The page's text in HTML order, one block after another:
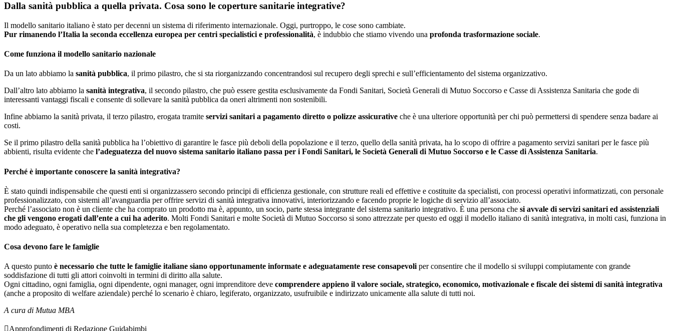
Dalla sanità pubblica a quella privata. Cosa sono le coperture sanitarie integrative?
Il modello sanitario italiano è stato per decenni un sistema di riferimento internazionale. Oggi, purtroppo, le cose sono cambiate.
Pur rimanendo l’Italia la seconda eccellenza europea per centri specialistici e professionalità, è indubbio che stiamo vivendo una profonda trasformazione sociale.
Come funziona il modello sanitario nazionale
Da un lato abbiamo la sanità pubblica, il primo pilastro, che si sta riorganizzando concentrandosi sul recupero degli sprechi e sull’efficientamento del sistema organizzativo.
Dall’altro lato abbiamo la sanità integrativa, il secondo pilastro, che può essere gestita esclusivamente da Fondi Sanitari, Società Generali di Mutuo Soccorso e Casse di Assistenza Sanitaria che gode di
interessanti vantaggi fiscali e consente di sollevare la sanità pubblica da oneri altrimenti non sostenibili.
Infine abbiamo la sanità privata, il terzo pilastro, erogata tramite servizi sanitari a pagamento diretto o polizze assicurative che è una ulteriore opportunità per chi può permettersi di spendere senza badare ai
costi.
Se il primo pilastro della sanità pubblica ha l’obiettivo di garantire le fasce più deboli della popolazione e il terzo, quello della sanità privata, ha lo scopo di offrire a pagamento servizi sanitari per le fasce più
abbienti, risulta evidente che l’adeguatezza del nuovo sistema sanitario italiano passa per i Fondi Sanitari, le Società Generali di Mutuo Soccorso e le Casse di Assistenza Sanitaria.
Perché è importante conoscere la sanità integrativa?
È stato quindi indispensabile che questi enti si organizzassero secondo principi di efficienza gestionale, con strutture reali ed effettive e costituite da specialisti, con processi operativi informatizzati, con personale
professionalizzato, con sistemi all’avanguardia per offrire servizi di sanità integrativa innovativi, interiorizzando e facendo proprie le logiche di servizio all’associato.
Perché l’associato non è un cliente che ha comprato un prodotto ma è, appunto, un socio, parte stessa integrante del sistema sanitario integrativo. È una persona che si avvale di servizi sanitari ed assistenziali
che gli vengono erogati dall’ente a cui ha aderito. Molti Fondi Sanitari e molte Società di Mutuo Soccorso si sono attrezzate per questo ed oggi il modello italiano di sanità integrativa, in molti casi, funziona in
modo adeguato, è operativo nella sua completezza e ben regolamentato.
Cosa devono fare le famiglie
A questo punto è necessario che tutte le famiglie italiane siano opportunamente informate e adeguatamente rese consapevoliper consentire che il modello si sviluppi compiutamente con grande
soddisfazione di tutti gli attori coinvolti in termini di diritto alla salute.
Ogni cittadino, ogni famiglia, ogni dipendente, ogni manager, ogni imprenditore deve comprendere appieno il valore sociale, strategico, economico, motivazionale e fiscale dei sistemi di sanità integrativa
(anche a proposito di welfare aziendale) perché lo scenario è chiaro, legiferato, organizzato, usufruibile e indirizzato unicamente alla salute di tutti noi.
A cura di Mutua MBA
Approfondimenti di Redazione Guidabimbi